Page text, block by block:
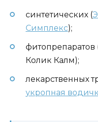
синтетических (
Симплекс);
фитопрепаратов
Колик Калм);
лекарственных
укропная